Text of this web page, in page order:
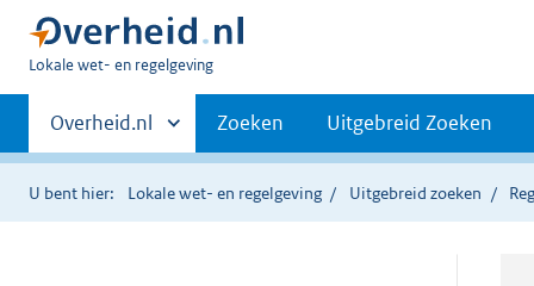
U
hier:
Lokale wet- en regelgeving
Primaire
navigatie
Andere
sites
binnen
Overheid.nl Zoeken Uitgebreid Zoeken
U bent hier: Lokale wet- en regelgeving Uitgebreid zoeken